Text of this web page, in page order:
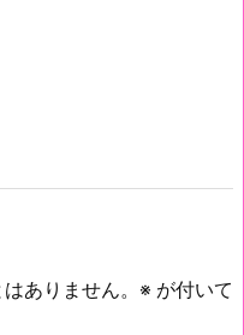
ありません。 ※ が付いて